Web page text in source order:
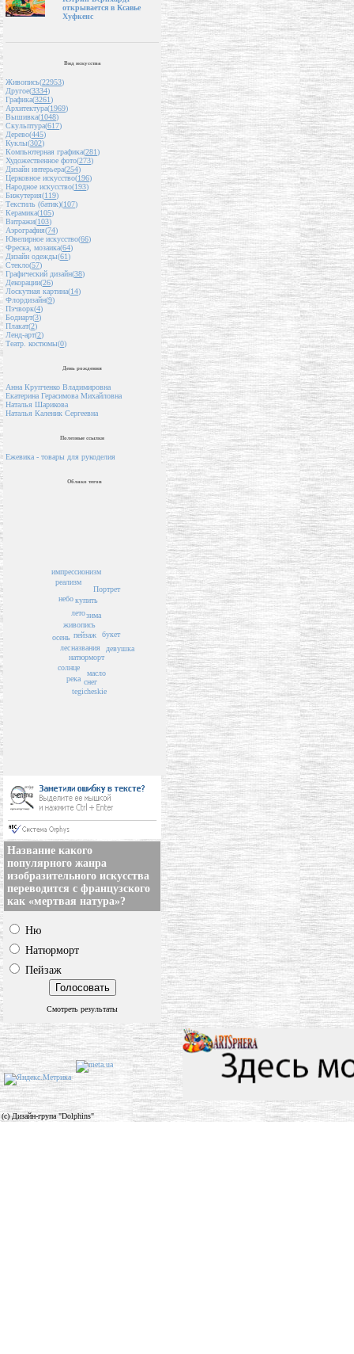
открывается в Ксавье
Хуфкенс
Вид искусства
Живопись(22953)
Другое(3334)
Графика(3261)
Архитектура(1969)
Вышивка(1048)
Скульптура(617)
Дерево(445)
Куклы(302)
Компьютерная графика(281)
Художественное фото(273)
Дизайн интерьера(254)
Церковное искусство(196)
Народное искусство(193)
Бижутерия(119)
Текстиль (батик)(107)
Керамика(105)
Витражи(103)
Аэрография(74)
Ювелирное искусство(66)
Фреска, мозаика(64)
Дизайн одежды(61)
Стекло(57)
Графический дизайн(38)
Декорации(26)
Лоскутная картина(14)
Флордизайн(9)
Пэчворк(4)
Бодиарт(3)
Плакат(2)
Ленд-арт(2)
Театр. костюмы(0)
День рождения
Анна Крупченко Владимировна
Екатерина Герасимова Михайловна
Наталья Шарикова
Наталья Каленик Сергеевна
Полезные ссылки
Ежевика - товары для рукоделия
Облако тегов
пейзаж
названия
живопись
лето
натюрморт
купить
солнце
лес
зима
осень букет
масло
река снег
tegicheskie
реализм
небо
импрессионизм
Портрет
девушка
Название какого
популярного жанра
изобразительного искусства
переводится с французского
как «мертвая натура»?
Ню
Натюрморт
Пейзаж
Смотреть результаты
(c) Дизайн-група "Dolphins"